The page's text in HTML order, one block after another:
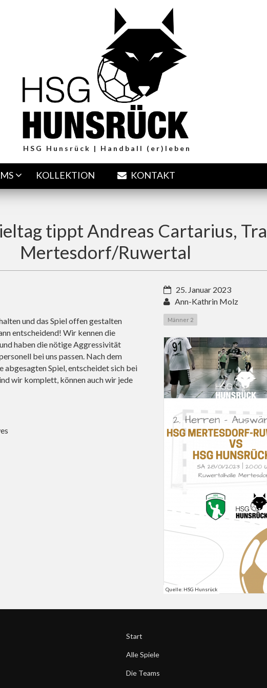
HSG Hunsrück | Handball (er)leben
KOLLEKTION KONTAKT
tippt Andreas Cartarius,
Mertesdorf/Ruwertal
und das Spiel offen gestalten
entscheidend! Wir kennen die
haben die nötige Aggressivität
bei uns passen. Nach dem
abgesagten Spiel, entscheidet sich bei
wir komplett, können auch wir jede
25. Januar 2023
Ann-Kathrin Molz
Männer 2
Quelle: HSG Hunsrück
Start
Alle Spiele
Die Teams